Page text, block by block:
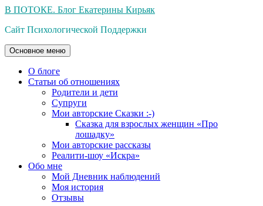
Перейти
содержимому
В ПОТОКЕ. Блог Екатерины Кирьяк
Сайт Психологической Поддержки
Основное меню
О блоге
Статьи об отношениях
Родители и дети
Супруги
Мои авторские Сказки :-)
Сказка для взрослых женщин «Про
лошадку»
Мои авторские рассказы
Реалити-шоу «Искра»
Обо мне
Мой Дневник наблюдений
Моя история
Отзывы